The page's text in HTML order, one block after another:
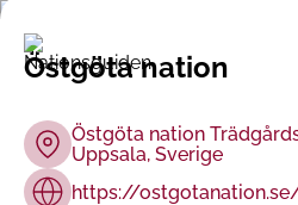
Östgöta nation
Östgöta nation
Uppsala, Sverige
https://